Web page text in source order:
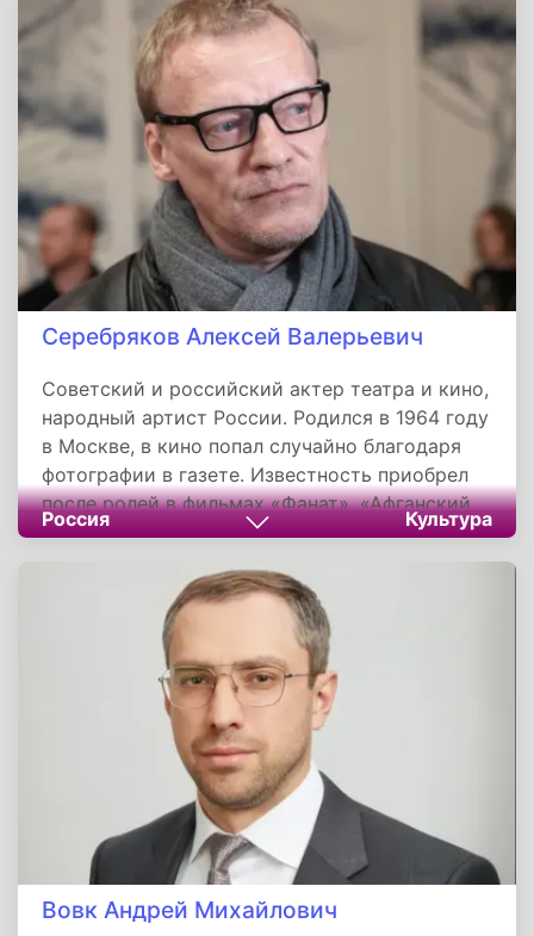
«Маргоша», «Барвиха», «Капитанша», «Анна
Медиум». Была замужем за актёром
Тимофеем Каратаевым, воспитывает сына
Мирослава. Продолжает активно сниматься и
играть в театре, развивает собственный бренд
Серебряков Алексей Валерьевич
Советский и российский актер театра и кино,
народный артист России. Родился в 1964 году
в Москве, в кино попал случайно благодаря
фотографии в газете. Известность приобрел
после ролей в фильмах «Фанат», «Афганский
излом» и сериалах «Бандитский Петербург»,
главную роль в фильме Андрея Звягинцева
«Левиафан». В личной жизни известен
историей любви к жене Марии, ради которой
разрушил чужую семью, и усыновлением
двоих детей из детдома. С 2011 по 2021 год
жил в Канаде, но продолжает активно
сниматься в российском кино и
международных проектах.
Россия Культура
Вовк Андрей Михайлович